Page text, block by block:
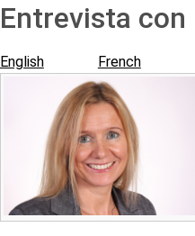
Entrevista con
English French